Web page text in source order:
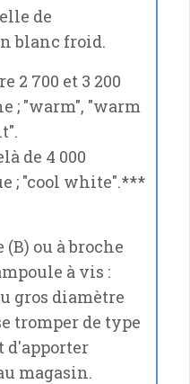
de
blanc froid.
2 700 et 3 200
; "warm", "warm
de 4 000
; "cool white".***
ou à broche
à vis :
gros diamètre
tromper de type
d'apporter
magasin.